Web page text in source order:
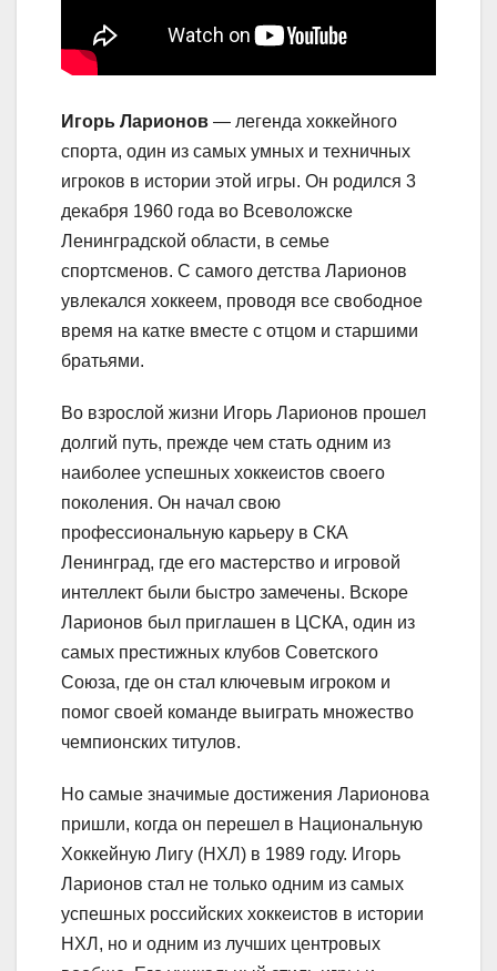
Игорь Ларионов — легенда хоккейного
спорта, один из самых умных и техничных
игроков в истории этой игры. Он родился 3
декабря 1960 года во Всеволожске
Ленинградской области, в семье
спортсменов. С самого детства Ларионов
увлекался хоккеем, проводя все свободное
время на катке вместе с отцом и старшими
братьями.
Во взрослой жизни Игорь Ларионов прошел
долгий путь, прежде чем стать одним из
наиболее успешных хоккеистов своего
поколения. Он начал свою
профессиональную карьеру в СКА
Ленинград, где его мастерство и игровой
интеллект были быстро замечены. Вскоре
Ларионов был приглашен в ЦСКА, один из
самых престижных клубов Советского
Союза, где он стал ключевым игроком и
помог своей команде выиграть множество
чемпионских титулов.
Но самые значимые достижения Ларионова
пришли, когда он перешел в Национальную
Хоккейную Лигу (НХЛ) в 1989 году. Игорь
Ларионов стал не только одним из самых
успешных российских хоккеистов в истории
НХЛ, но и одним из лучших центровых